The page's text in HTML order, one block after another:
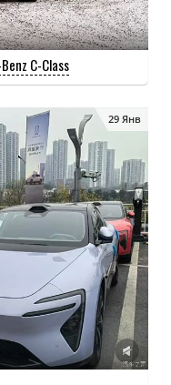
C-Class
29 Янв